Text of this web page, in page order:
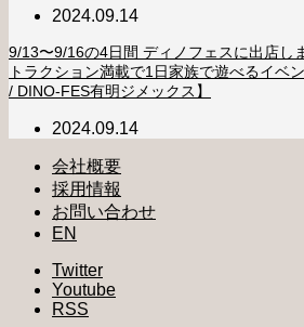
2024.09.14
9/13〜9/16の4日間 ディノフェスに出店し
トラクション満載で1日家族で遊べるイベ
/ DINO-FES有明ジメックス】
2024.09.14
会社概要
採用情報
お問い合わせ
EN
Twitter
Youtube
RSS